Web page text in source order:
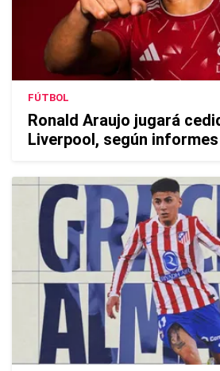
FÚTBOL
Ronald Araujo jugará
Liverpool, según informes